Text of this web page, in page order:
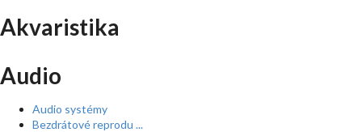
Akvaristika
Audio
Audio systémy
Bezdrátové reprodu ...